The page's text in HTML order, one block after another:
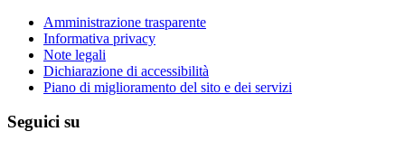
Amministrazione trasparente
Informativa privacy
Note legali
Dichiarazione di accessibilità
Piano di miglioramento del sito e dei servizi
Seguici su